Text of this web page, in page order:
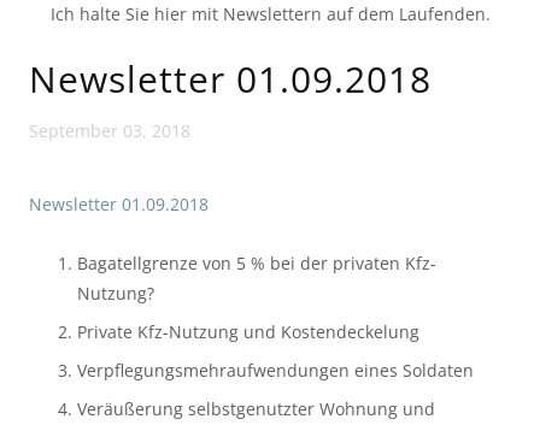
Ich halte Sie hier mit Newslettern auf dem Laufenden.
Newsletter 01.09.2018
September 03, 2018
Newsletter 01.09.2018
Bagatellgrenze von 5 % bei der privaten Kfz-
Nutzung?
Private Kfz-Nutzung und Kostendeckelung
Verpflegungsmehraufwendungen eines Soldaten
Veräußerung selbstgenutzter Wohnung und